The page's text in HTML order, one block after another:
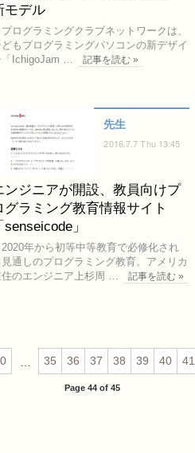
モデル
ログラミングクラブネットワークは、
もプログラミングパソコンの新デザイ
「IchigoJam …
記事を読む »
先生
2016.7.7 Thu 13:45
ンジニアが開設、教員向けプ
グラミング教育情報サイト
senseicode」
年から初等中等教育で必修化され
見通しのプログラミング教育。アメリカ
住のエンジニア上杉周 …
記事を読む »
35 36 37 38 39 40 41
Page 44 of 45